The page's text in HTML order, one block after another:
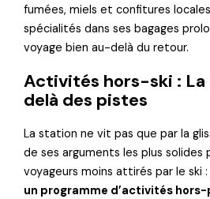
fumées, miels et confitures
spécialités dans ses bagages
voyage bien au-delà du retour.
Activités hors-ski : La
delà des pistes
La station ne vit pas que par la
de ses arguments les plus solides
voyageurs moins attirés par le ski :
un programme d’activités